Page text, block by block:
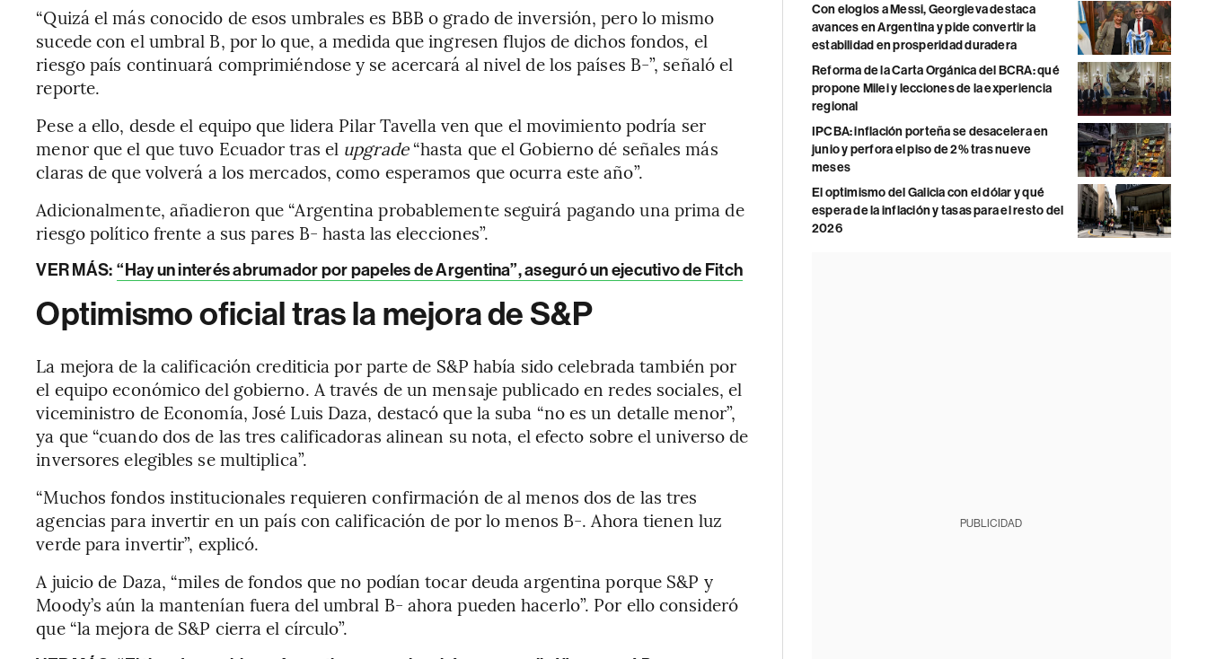
“Quizá el más conocido de esos umbrales es BBB o grado de inversión, pero lo mismo
sucede con el umbral B, por lo que, a medida que ingresen flujos de dichos fondos, el
riesgo país continuará comprimiéndose y se acercará al nivel de los países B-”, señaló el
reporte.
Pese a ello, desde el equipo que lidera Pilar Tavella ven que el movimiento podría ser
menor que el que tuvo Ecuador tras el upgrade“hasta que el Gobierno dé señales más
claras de que volverá a los mercados, como esperamos que ocurra este año”.
Adicionalmente, añadieron que “Argentina probablemente seguirá pagando una prima de
riesgo político frente a sus pares B- hasta las elecciones”.
VER MÁS: “Hay un interés abrumador por papeles de Argentina”, aseguró un ejecutivo de Fitch
Optimismo oficial tras la mejora de S&P
La mejora de la calificación crediticia por parte de S&P había sido celebrada también por
el equipo económico del gobierno. A través de un mensaje publicado en redes sociales, el
viceministro de Economía, José Luis Daza, destacó que la suba “no es un detalle menor”,
ya que “cuando dos de las tres calificadoras alinean su nota, el efecto sobre el universo de
inversores elegibles se multiplica”.
“Muchos fondos institucionales requieren confirmación de al menos dos de las tres
agencias para invertir en un país con calificación de por lo menos B-. Ahora tienen luz
verde para invertir”, explicó.
A juicio de Daza, “miles de fondos que no podían tocar deuda argentina porque S&P y
Moody’s aún la mantenían fuera del umbral B- ahora pueden hacerlo”. Por ello consideró
que “la mejora de S&P cierra el círculo”.
Con elogios a Messi, Georgieva destaca
avances en Argentina y pide convertir la
estabilidad en prosperidad duradera
Reforma de la Carta Orgánica del BCRA: qué
propone Milei y lecciones de la experiencia
regional
IPCBA: inflación porteña se desacelera en
junio y perfora el piso de 2% tras nueve
meses
El optimismo del Galicia con el dólar y qué
espera de la inflación y tasas para el resto del
2026
PUBLICIDAD